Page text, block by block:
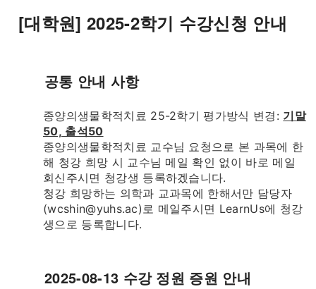
[대학원] 2025-2학기 수강신청 안내
공통 안내 사항
종양의생물학적치료 25-2학기 평가방식 변경: 기말
50, 출석50
종양의생물학적치료 교수님 요청으로 본 과목에 한
해 청강 희망 시 교수님 메일 확인 없이 바로 메일
회신주시면 청강생 등록하겠습니다.
청강 희망하는 의학과 교과목에 한해서만 담당자
(wcshin@yuhs.ac)로 메일주시면 LearnUs에 청강
생으로 등록합니다.
2025-08-13 수강 정원 증원 안내